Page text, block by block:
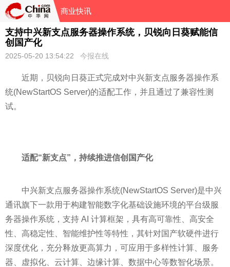
商业快讯
支持中兴新支点服务器操作系统，贝锐向日葵赋能信
创国产化
2025-05-20 13:54:22 今报在线
近期，贝锐向日葵正式完成对中兴新支点服务器操作系
统(NewStartOS Server)的适配工作，并且通过了兼容性测
试。
适配“新支点”，持续推进信创国产化
中兴新支点服务器操作系统(NewStartOS Server)是中兴
通讯旗下一款用于构建智能数字化基础设施环境的平台级服
务器操作系统，支持 AI 计算框架，具有高可靠性、高安全
性、高稳定性、智能维护性等特性，其针对国产软硬件进行
深度优化，充分释放更高算力，可应用于多样性计算、服务
器、虚拟化、云计算、边缘计算、数据中心等数智化场景。